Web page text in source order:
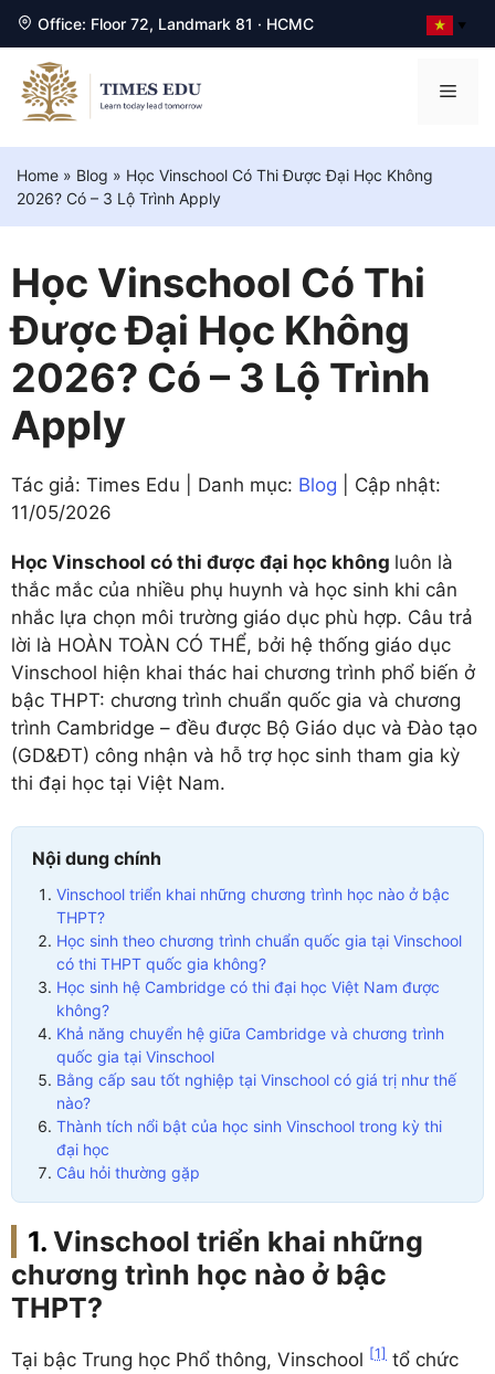
Office: Floor 72, Landmark 81 · HCMC ▼
Chuyển
đến
nội
dung
Home » Blog » Học Vinschool Có Thi Được Đại Học Không
2026? Có – 3 Lộ Trình Apply
Học Vinschool Có Thi
Được Đại Học Không
2026? Có – 3 Lộ Trình
Apply
Tác giả: Times Edu | Danh mục: Blog | Cập nhật:
11/05/2026
Học Vinschool có thi được đại học không luôn là
thắc mắc của nhiều phụ huynh và học sinh khi cân
nhắc lựa chọn môi trường giáo dục phù hợp. Câu trả
lời là HOÀN TOÀN CÓ THỂ, bởi hệ thống giáo dục
Vinschool hiện khai thác hai chương trình phổ biến ở
bậc THPT: chương trình chuẩn quốc gia và chương
trình Cambridge – đều được Bộ Giáo dục và Đào tạo
(GD&ĐT) công nhận và hỗ trợ học sinh tham gia kỳ
thi đại học tại Việt Nam.
Nội dung chính
Vinschool triển khai những chương trình học nào ở bậc
THPT?
Học sinh theo chương trình chuẩn quốc gia tại Vinschool
có thi THPT quốc gia không?
Học sinh hệ Cambridge có thi đại học Việt Nam được
không?
Khả năng chuyển hệ giữa Cambridge và chương trình
quốc gia tại Vinschool
Bằng cấp sau tốt nghiệp tại Vinschool có giá trị như thế
nào?
Thành tích nổi bật của học sinh Vinschool trong kỳ thi
đại học
Câu hỏi thường gặp
Vinschool triển khai những
chương trình học nào ở bậc
THPT?
Tại bậc Trung học Phổ thông, Vinschool [1] tổ chức